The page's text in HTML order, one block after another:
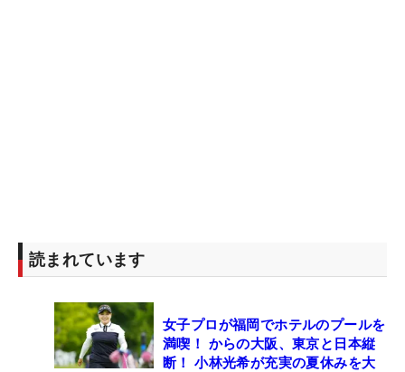
読まれています
女子プロが福岡でホテルのプールを
満喫！ からの大阪、東京と日本縦
断！ 小林光希が充実の夏休みを大